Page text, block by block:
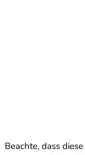
Beachte, dass